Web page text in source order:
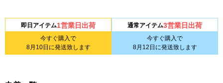
即日アイテム1営業日出荷
今すぐ購入で
8月10日 に発送致します
通常アイテム3営業日出荷
今すぐ購入で
8月12日 に発送致します